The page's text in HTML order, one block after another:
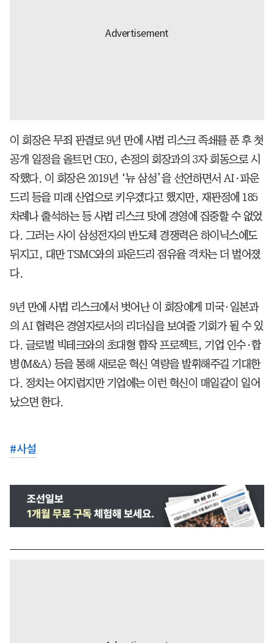
이 회장은 무죄 판결로 9년 만에 사법 리스크 족쇄를 푼 후 첫
공개 일정을 올트먼 CEO, 손정의 회장과의 3자 회동으로 시
작했다. 이 회장은 2019년 ‘뉴 삼성’을 선언하면서 AI·파운
드리 등을 미래 산업으로 키우겠다고 했지만, 재판정에 185
차례나 출석하는 등 사법 리스크 탓에 경영에 집중할 수 없었
다. 그러는 사이 삼성전자의 반도체 경쟁력은 하이닉스에도
뒤지고, 대만 TSMC와의 파운드리 점유율 격차는 더 벌어졌
다.
9년 만에 사법 리스크에서 벗어난 이 회장에게 미국·일본과
의 AI 협력은 경영자로서의 리더십을 보여줄 기회가 될 수 있
다. 글로벌 빅테크와의 초대형 합작 프로젝트, 기업 인수·합
병(M&A) 등을 통해 새로운 혁신 역량을 발휘해주길 기대한
다. 정치는 어지럽지만 기업에는 이런 혁신이 매일같이 일어
났으면 한다.
#사설